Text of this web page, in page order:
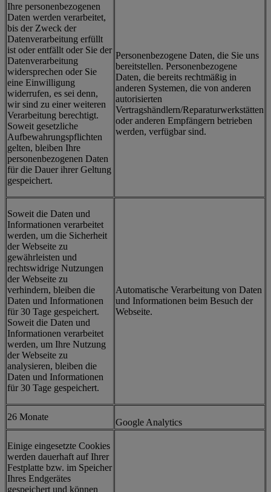
Ihre personenbezogenen
Daten werden verarbeitet,
bis der Zweck der
Datenverarbeitung erfüllt
ist oder entfällt oder Sie der
Datenverarbeitung
widersprechen oder Sie
eine Einwilligung
widerrufen, es sei denn,
wir sind zu einer weiteren
Verarbeitung berechtigt.
Soweit gesetzliche
Aufbewahrungspflichten
gelten, bleiben Ihre
personenbezogenen Daten
für die Dauer ihrer Geltung
gespeichert.
Personenbezogene Daten, die Sie uns
bereitstellen. Personenbezogene
Daten, die bereits rechtmäßig in
anderen Systemen, die von anderen
autorisierten
Vertragshändlern/Reparaturwerkstätten
oder anderen Empfängern betrieben
werden, verfügbar sind.
Soweit die Daten und
Informationen verarbeitet
werden, um die Sicherheit
der Webseite zu
gewährleisten und
rechtswidrige Nutzungen
der Webseite zu
verhindern, bleiben die
Daten und Informationen
für 30 Tage gespeichert.
Soweit die Daten und
Informationen verarbeitet
werden, um Ihre Nutzung
der Webseite zu
analysieren, bleiben die
Daten und Informationen
für 30 Tage gespeichert.
Automatische Verarbeitung von Daten
und Informationen beim Besuch der
Webseite.
26 Monate
Google Analytics
Einige eingesetzte Cookies
werden dauerhaft auf Ihrer
Festplatte bzw. im Speicher
Ihres Endgerätes
gespeichert und können